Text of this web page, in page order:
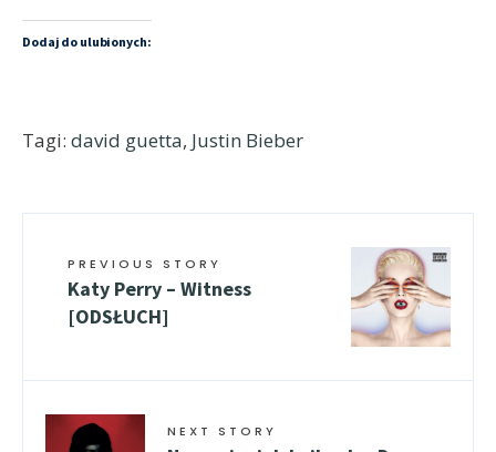
Dodaj do ulubionych:
Tagi: david guetta, Justin Bieber
PREVIOUS STORY
Katy Perry – Witness
[ODSŁUCH]
NEXT STORY